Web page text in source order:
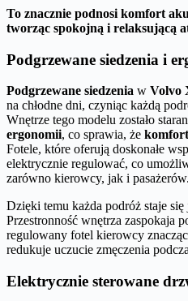
To znacznie podnosi komfort
tworząc spokojną i relaksującą
Podgrzewane siedzenia i
Podgrzewane siedzenia w Volvo
na chłodne dni, czyniąc każdą
Wnętrze tego modelu zostało
ergonomii, co sprawia, że komfort
Fotele, które oferują doskonałe
elektrycznie regulować, co
zarówno kierowcy, jak i pasażerów.
Dzięki temu każda podróż staje
Przestronność wnętrza zaspokaja
regulowany fotel kierowcy
redukuje uczucie zmęczenia
Elektrycznie sterowane